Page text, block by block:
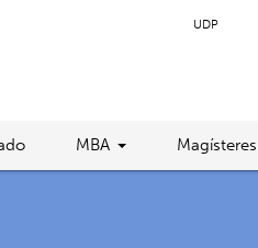
UDP
MBA Magísteres